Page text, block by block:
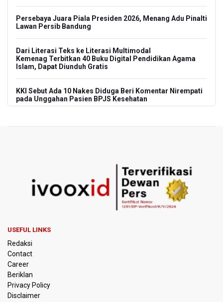
Persebaya Juara Piala Presiden 2026, Menang Adu Pinalti
Lawan Persib Bandung
Dari Literasi Teks ke Literasi Multimodal
Kemenag Terbitkan 40 Buku Digital Pendidikan Agama
Islam, Dapat Diunduh Gratis
KKI Sebut Ada 10 Nakes Diduga Beri Komentar Nirempati
pada Unggahan Pasien BPJS Kesehatan
995 Senjata Api Ditemukan di Sekolah Swasta di Pondok
Pinang, Jakarta Selatan
Pemadaman Karhutla Gunung Bromo
Pemerintah Tunda Penerapan Pajak Marketplace, DJP:
Kemenkeu Ambil Alih 60 Persen Saham KCIC
USEFUL LINKS
Redaksi
Contact
Career
Beriklan
Privacy Policy
Disclaimer